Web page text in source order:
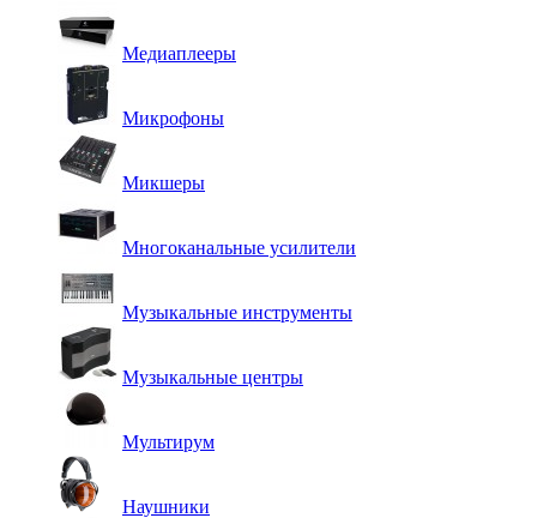
Медиаплееры
Микрофоны
Микшеры
Многоканальные усилители
Музыкальные инструменты
Музыкальные центры
Мультирум
Наушники